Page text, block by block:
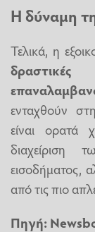
Η δύναμη
Τελικά, η
ενταχθούν
είναι
διαχείριση
εισοδήματος,
από τις πιο
Πηγή: